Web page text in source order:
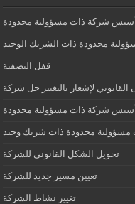
شركة ذات مسؤولية محدودة
محدودة ذات الشريك الوحيد
قفل التصفية
القانوني لإشعار بالتغيير حل شركة
شركة ذات مسؤولية محدودة
محدودة ذات شريك وحيد
تحويل الشكل القانوني للشركة
تعيين مسير جديد للشركة
تغيير نشاط الشركة